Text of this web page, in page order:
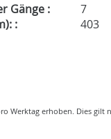
Gänge :
7
:
403
Werktag erhoben. Dies gilt